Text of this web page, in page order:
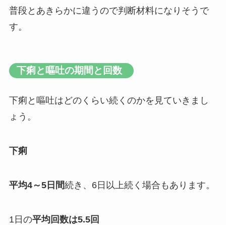
普段とあきらかに違うので判断材料になりそうで
す。
下痢と嘔吐の期間と回数
下痢と嘔吐はどのくらい続くのかを見ていきまし
ょう。
下痢
平均4～5日間続き、6日以上続く場合もあります。
1日の平均回数は5.5回